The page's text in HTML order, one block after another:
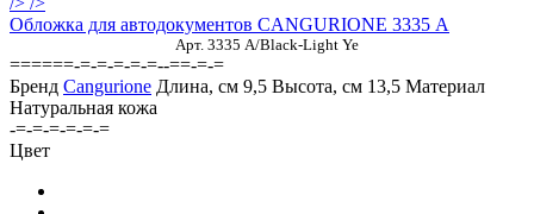
Обложка для автодокументов CANGURIONE 3335 А
Арт. 3335 A/Black-Light Ye
======-=-=-=-=-=--==-=-=
Бренд Cangurione Длина, см 9,5 Высота, см 13,5 Материал
Натуральная кожа
-=-=-=-=-=-=
Цвет